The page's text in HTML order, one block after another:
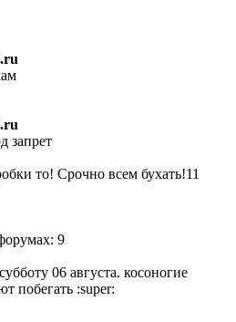
запрет
то! Срочно всем бухать!11
06 августа. косоногие
побегать :super: